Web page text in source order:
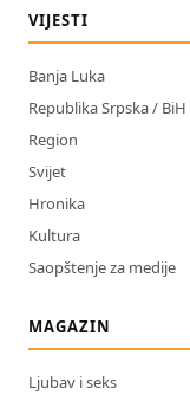
VIJESTI
Banja Luka
Republika Srpska / BiH
Region
Svijet
Hronika
Kultura
Saopštenje za medije
MAGAZIN
Ljubav i seks